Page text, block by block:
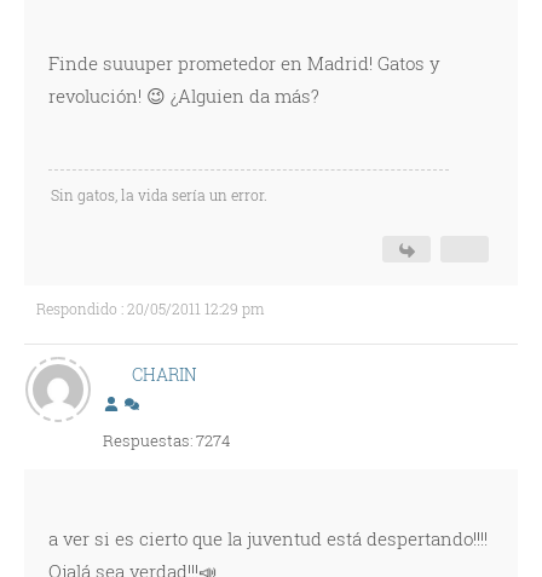
Finde suuuper prometedor en Madrid! Gatos y
revolución! 😉 ¿Alguien da más?
Sin gatos, la vida sería un error.
Respondido : 20/05/2011 12:29 pm
CHARIN
Respuestas: 7274
a ver si es cierto que la juventud está despertando!!!!
Ojalá sea verdad!!!📣